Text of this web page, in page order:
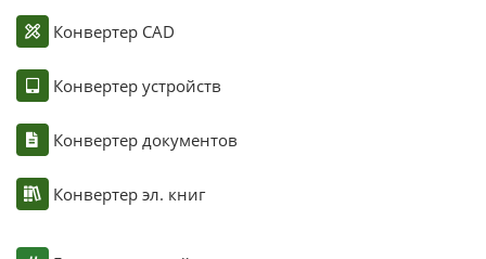
Конвертер CAD
Конвертер устройств
Конвертер документов
Конвертер эл. книг